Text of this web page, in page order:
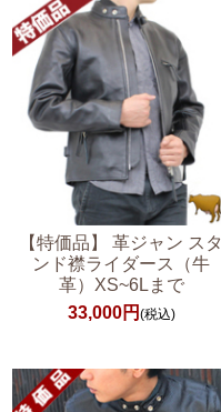
【特価品】 革ジャン スタ
ンド襟ライダース（牛
革）XS~6Lまで
33,000円 (税込)